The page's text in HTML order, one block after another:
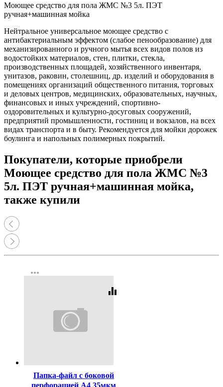
Моющее средство для пола ЖМС №3 5л. ПЭТ
ручная+машинная мойка
Нейтральное универсальное моющее средство с
антибактериальным эффектом (слабое пенообразование) для
механизированного и ручного мытья всех видов полов из
водостойких материалов, стен, плитки, стекла,
производственных площадей, хозяйственного инвентаря,
унитазов, раковин, столешниц, др. изделий и оборудования в
помещениях организаций общественного питания, торговых
и деловых центров, медицинских, образовательных, научных,
финансовых и иных учреждений, спортивно-
оздоровительных и культурно-досуговых сооружений,
предприятий промышленности, гостиниц и вокзалов, на всех
видах транспорта и в быту. Рекомендуется для мойки дорожек
боулинга и напольных полимерных покрытий.
Покупатели, которые приобрели
Моющее средство для пола ЖМС №3
5л. ПЭТ ручная+машинная мойка,
также купили
more_horiz
equalizer
Папка-файл с боковой